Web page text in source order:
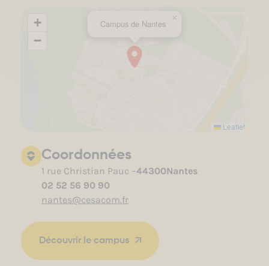
Campus de Nantes
×
+
−
Leaflet
Coordonnées
1 rue Christian Pauc –44300Nantes
02 52 56 90 90
nantes@cesacom.fr
Découvrir le campus